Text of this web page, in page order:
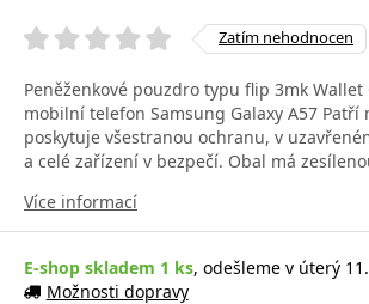
Zatím nehodnocen
Peněženkové pouzdro typu flip 3mk
mobilní telefon Samsung Galaxy A57 Patří
poskytuje všestranou ochranu, v
a celé zařízení v bezpečí. Obal má
Více informací
E-shop skladem 1 ks, odešleme v úterý
Možnosti dopravy